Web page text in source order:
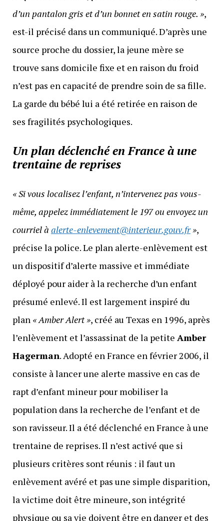
d’un pantalon gris et d’un bonnet en satin rouge. »,
est-il précisé dans un communiqué. D’après une
source proche du dossier, la jeune mère se
trouve sans domicile fixe et en raison du froid
n’est pas en capacité de prendre soin de sa fille.
La garde du bébé lui a été retirée en raison de
ses fragilités psychologiques.
Un plan déclenché en France à une
trentaine de reprises
« Si vous localisez l’enfant, n’intervenez pas vous-
même, appelez immédiatement le 197 ou envoyez un
courriel à alerte-enlevement@interieur.gouv.fr»,
précise la police. Le plan alerte-enlèvement est
un dispositif d’alerte massive et immédiate
déployé pour aider à la recherche d’un enfant
présumé enlevé. Il est largement inspiré du
plan « Amber Alert », créé au Texas en 1996, après
l’enlèvement et l’assassinat de la petite Amber
Hagerman. Adopté en France en février 2006, il
consiste à lancer une alerte massive en cas de
rapt d’enfant mineur pour mobiliser la
population dans la recherche de l’enfant et de
son ravisseur. Il a été déclenché en France à une
trentaine de reprises. Il n’est activé que si
plusieurs critères sont réunis : il faut un
enlèvement avéré et pas une simple disparition,
la victime doit être mineure, son intégrité
physique ou sa vie doivent être en danger et des